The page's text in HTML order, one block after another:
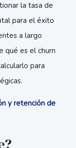
la tasa de
para el éxito
a largo
qué es el churn
para
y retención de